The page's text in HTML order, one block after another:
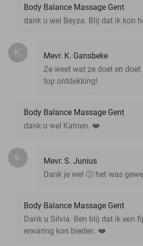
Body Balance Massage Gent
dank u wel Beyza. Blij dat ik kon
K.
Mevr. K. Gansbeke
Ze weet wat ze doet en
top ontdekking!
Body Balance Massage Gent
dank u wel Katrien. ❤️
S.
Mevr. S. Junius
Dank je wel 🙂 het was
Body Balance Massage Gent
Dank u Silvia. Ben blij dat ik een
erwaring kon bieden. ❤️